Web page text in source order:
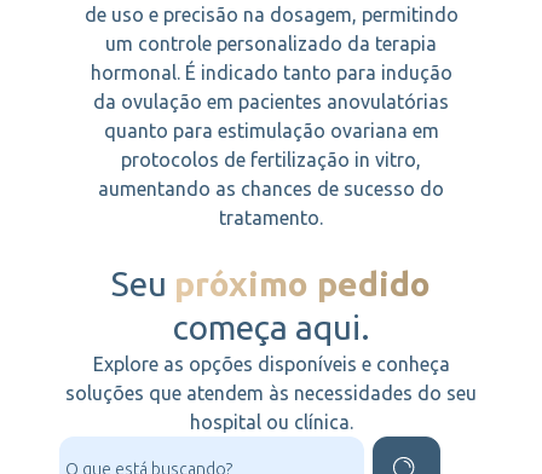
de uso e precisão na dosagem, permitindo
um controle personalizado da terapia
hormonal. É indicado tanto para indução
da ovulação em pacientes anovulatórias
quanto para estimulação ovariana em
protocolos de fertilização in vitro,
aumentando as chances de sucesso do
tratamento.
Seu próximo pedido
começa aqui.
Explore as opções disponíveis e conheça
soluções que atendem às necessidades do seu
hospital ou clínica.